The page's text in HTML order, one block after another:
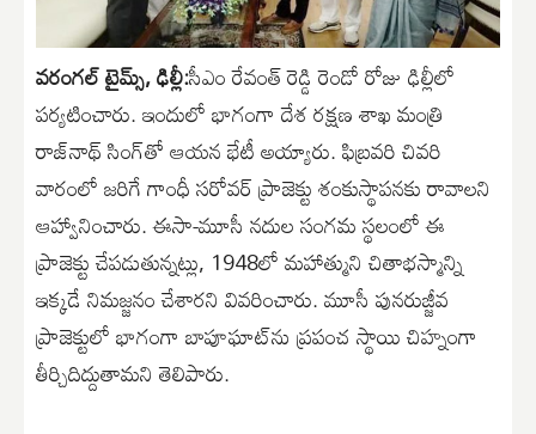
వరంగల్ టైమ్స్, ఢిల్లీ:సీఎం రేవంత్ రెడ్డి రెండో రోజు ఢిల్లీలో
పర్యటించారు. ఇందులో భాగంగా దేశ రక్షణ శాఖ మంత్రి
రాజ్‌నాథ్ సింగ్‌తో ఆయన భేటీ అయ్యారు. ఫిబ్రవరి చివరి
వారంలో జరిగే గాంధీ సరోవర్ ప్రాజెక్టు శంకుస్థాపనకు రావాలని
ఆహ్వానించారు. ఈసా-మూసీ నదుల సంగమ స్థలంలో ఈ
ప్రాజెక్టు చేపడుతున్నట్లు, 1948లో మహాత్ముని చితాభస్మాన్ని
ఇక్కడే నిమజ్జనం చేశారని వివరించారు. మూసీ పునరుజ్జీవ
ప్రాజెక్టులో భాగంగా బాపూఘాట్‌ను ప్రపంచ స్థాయి చిహ్నంగా
తీర్చిదిద్దుతామని తెలిపారు.